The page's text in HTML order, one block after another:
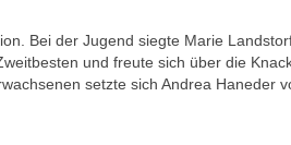
Bei der Jugend siegte Marie
und freute sich über die
setzte sich Andrea Haneder